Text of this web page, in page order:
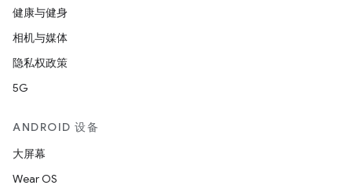
健康与健身
相机与媒体
隐私权政策
5G
ANDROID 设备
大屏幕
Wear OS